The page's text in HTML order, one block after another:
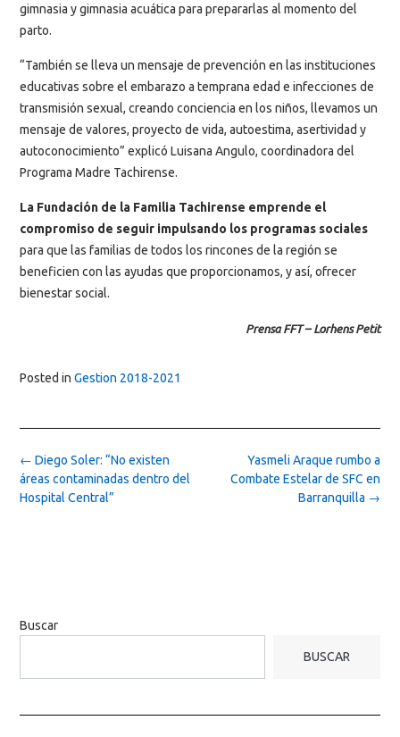
gimnasia y gimnasia acuática para prepararlas al momento del
parto.
“También se lleva un mensaje de prevención en las instituciones
educativas sobre el embarazo a temprana edad e infecciones de
transmisión sexual, creando conciencia en los niños, llevamos un
mensaje de valores, proyecto de vida, autoestima, asertividad y
autoconocimiento” explicó Luisana Angulo, coordinadora del
Programa Madre Tachirense.
La Fundación de la Familia Tachirense emprende el
compromiso de seguir impulsando los programas sociales
para que las familias de todos los rincones de la región se
beneficien con las ayudas que proporcionamos, y así, ofrecer
bienestar social.
Prensa FFT – Lorhens Petit
Posted in Gestion 2018-2021
Post
navigation
Yasmeli Araque rumbo a
Combate Estelar de SFC en
Barranquilla →
← Diego Soler: “No existen
áreas contaminadas dentro del
Hospital Central”
Buscar
BUSCAR